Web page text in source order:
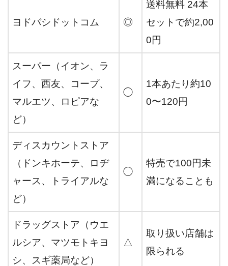
ヨドバシドットコム ◎
送料無料 24本
セットで約2,00
0円
スーパー（イオン、ラ
イフ、西友、コープ、
マルエツ、ロピアな
ど）
◯
1本あたり約10
0〜120円
ディスカウントストア
（ドンキホーテ、ロヂ
ャース、トライアルな
ど）
◯
特売で100円未
満になることも
ドラッグストア（ウエ
ルシア、マツモトキヨ
シ、スギ薬局など）
△
取り扱い店舗は
限られる